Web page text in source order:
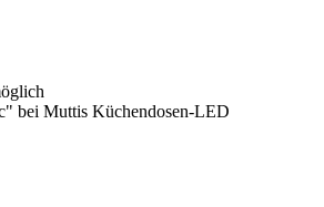
bei Muttis Küchendosen-LED